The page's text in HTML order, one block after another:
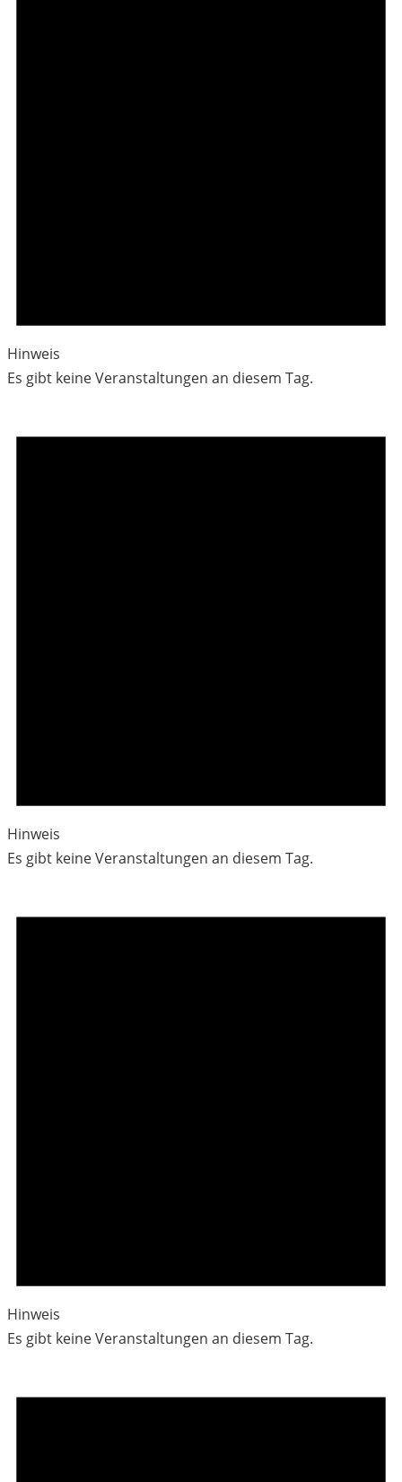
Hinweis
Es gibt keine Veranstaltungen an diesem Tag.
Hinweis
Es gibt keine Veranstaltungen an diesem Tag.
Hinweis
Es gibt keine Veranstaltungen an diesem Tag.